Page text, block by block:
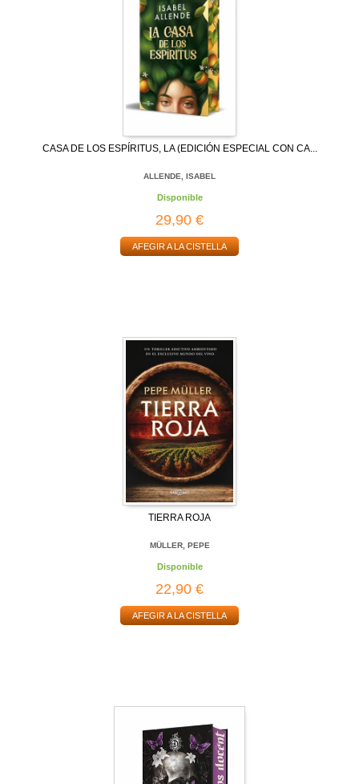
CASA DE LOS ESPÍRITUS, LA (EDICIÓN ESPECIAL CON CA...
ALLENDE, ISABEL
Disponible
29,90 €
AFEGIR A LA CISTELLA
TIERRA ROJA
MÜLLER, PEPE
Disponible
22,90 €
AFEGIR A LA CISTELLA